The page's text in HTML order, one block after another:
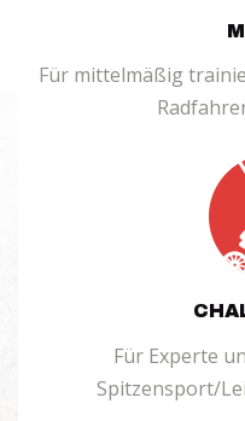
Für mittelmäßig
Für Experte
Spitzensport/